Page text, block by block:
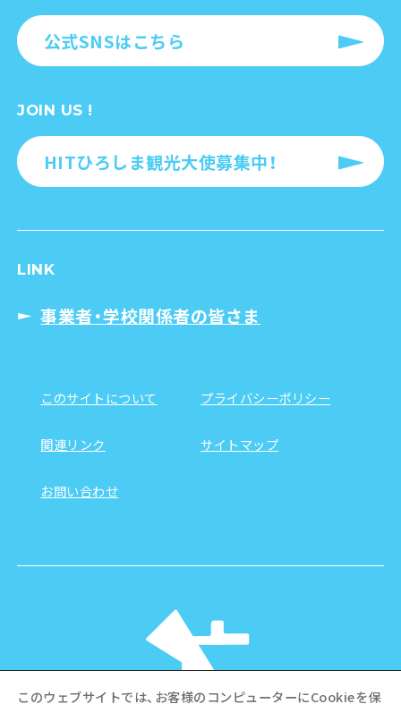
公式SNSはこちら
JOIN US !
HITひろしま観光大使募集中！
LINK
事業者・学校関係者の皆さま
このサイトについて プライバシーポリシー
関連リンク サイトマップ
お問い合わせ
このウェブサイトでは、お客様のコンピューターにCookieを保